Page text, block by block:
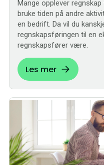
Mange opplever
bruke tiden på andre
en bedrift. Da vil du
regnskapsføringen til en
regnskapsfører være.
Les mer